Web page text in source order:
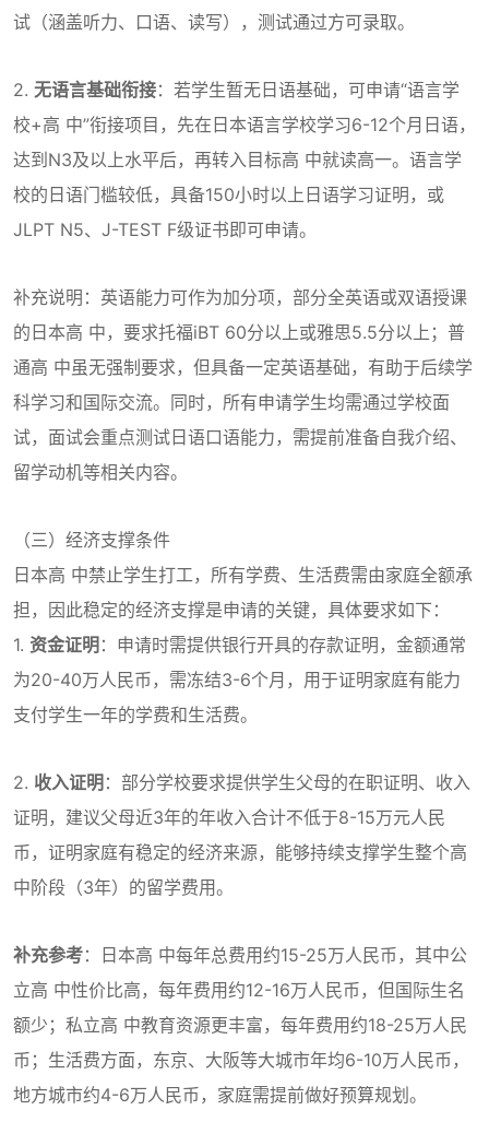
试（涵盖听力、口语、读写），测试通过方可录取。
2. 无语言基础衔接：若学生暂无日语基础，可申请“语言学
校+高 中”衔接项目，先在日本语言学校学习6-12个月日语，
达到N3及以上水平后，再转入目标高 中就读高一。语言学
校的日语门槛较低，具备150小时以上日语学习证明，或
JLPT N5、J-TEST F级证书即可申请。
补充说明：英语能力可作为加分项，部分全英语或双语授课
的日本高 中，要求托福iBT 60分以上或雅思5.5分以上；普
通高 中虽无强制要求，但具备一定英语基础，有助于后续学
科学习和国际交流。同时，所有申请学生均需通过学校面
试，面试会重点测试日语口语能力，需提前准备自我介绍、
留学动机等相关内容。
（三）经济支撑条件
日本高 中禁止学生打工，所有学费、生活费需由家庭全额承
担，因此稳定的经济支撑是申请的关键，具体要求如下：
1. 资金证明 ：申请时需提供银行开具的存款证明，金额通常
为20-40万人民币，需冻结3-6个月，用于证明家庭有能力
支付学生一年的学费和生活费。
2. 收入证明 ：部分学校要求提供学生父母的在职证明、收入
证明，建议父母近3年的年收入合计不低于8-15万元人民
币，证明家庭有稳定的经济来源，能够持续支撑学生整个高
中阶段（3年）的留学费用。
补充参考：日本高 中每年总费用约15-25万人民币，其中公
立高 中性价比高，每年费用约12-16万人民币，但国际生名
额少；私立高 中教育资源更丰富，每年费用约18-25万人民
币；生活费方面，东京、大阪等大城市年均6-10万人民币，
地方城市约4-6万人民币，家庭需提前做好预算规划。